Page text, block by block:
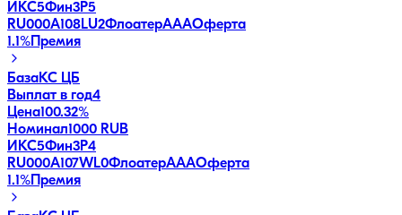
ИКС5Фин3P5
RU000A108LU2ФлоатерAAAОферта
1.1% Премия
БазаКС ЦБ
Выплат в год4
Цена100.32%
Номинал1000 RUB
ИКС5Фин3P4
RU000A107WL0ФлоатерAAAОферта
1.1% Премия